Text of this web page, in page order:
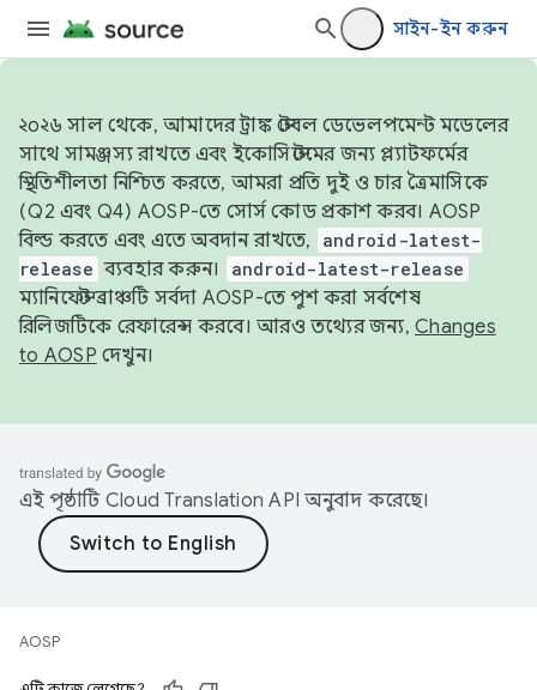
সাইন-ইন করুন
২০২৬ সাল থেকে, আমাদের ট্রাঙ্ক স্টেবল ডেভেলপমেন্ট মডেলের
সাথে সামঞ্জস্য রাখতে এবং ইকোসিস্টেমের জন্য প্ল্যাটফর্মের
স্থিতিশীলতা নিশ্চিত করতে, আমরা প্রতি দুই ও চার ত্রৈমাসিকে
(Q2 এবং Q4) AOSP-তে সোর্স কোড প্রকাশ করব। AOSP
বিল্ড করতে এবং এতে অবদান রাখতে,
android-latest-
release ব্যবহার করুন। android-latest-release
ম্যানিফেস্ট ব্রাঞ্চটি সর্বদা AOSP-তে পুশ করা সর্বশেষ
রিলিজটিকে রেফারেন্স করবে। আরও তথ্যের জন্য, Changes
to AOSP দেখুন।
এই পৃষ্ঠাটি Cloud Translation API অনুবাদ করেছে।
AOSP